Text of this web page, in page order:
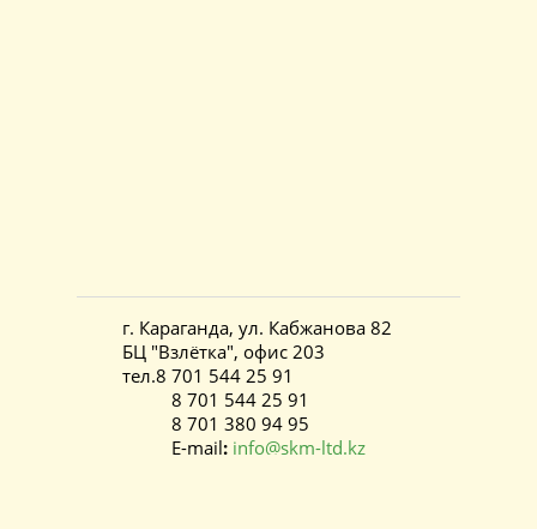
г. Караганда, ул. Кабжанова 82
БЦ "Взлётка", офис 203
тел.8 701 544 25 91
8 701 544 25 91
8 701 380 94 95
E-mail: info@skm-ltd.kz